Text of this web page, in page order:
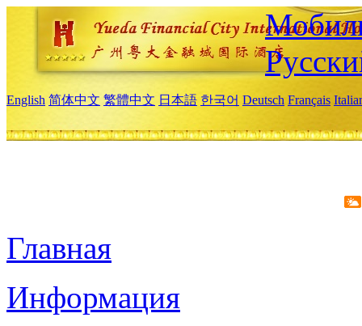
English 简体中文 繁體中文 日本語 한국어 Deutsch Français
Главная
Информация